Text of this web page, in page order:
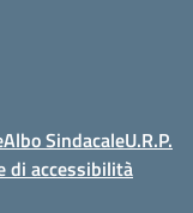
Albo SindacaleU.R.P.
di accessibilità